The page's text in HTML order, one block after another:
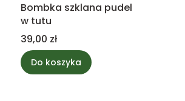
Bombka szklana pudel
w tutu
Cena
39,00 zł
Do koszyka